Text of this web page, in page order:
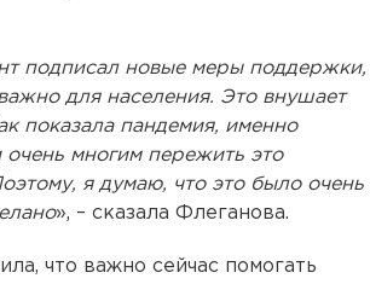
подписал новые меры поддержки,
для населения. Это внушает
показала пандемия, именно
многим пережить это
я думаю, что это было очень
», – сказала Флеганова.
что важно сейчас помогать